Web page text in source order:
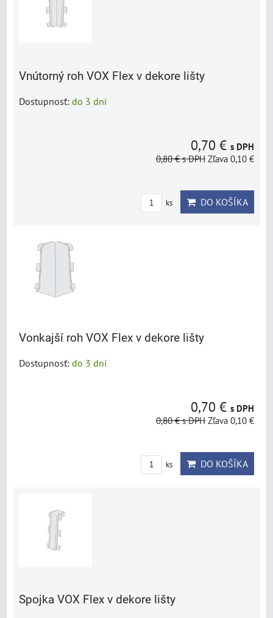
Vnútorný roh VOX Flex v dekore lišty
Dostupnosť: do 3 dní
0,70 € s DPH
0,80 €s DPH Zľava 0,10 €
ks DO KOŠÍKA
Vonkajší roh VOX Flex v dekore lišty
Dostupnosť: do 3 dní
0,70 € s DPH
0,80 €s DPH Zľava 0,10 €
ks DO KOŠÍKA
Spojka VOX Flex v dekore lišty